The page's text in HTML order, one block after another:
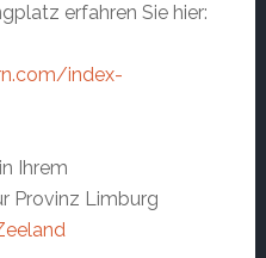
erfahren Sie hier:
index-
Ihrem
Provinz Limburg